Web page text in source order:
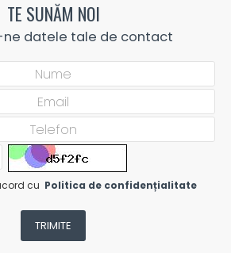
TE SUNĂM NOI
ne datele tale de contact
cu Politica de confidențialitate
TRIMITE